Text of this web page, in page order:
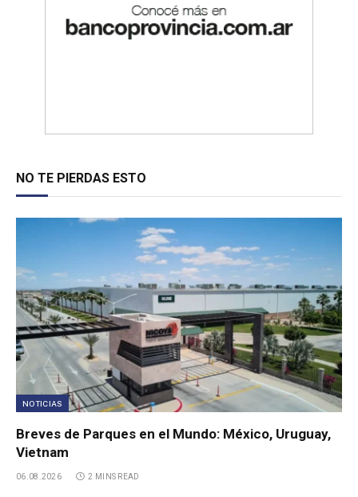
NO TE PIERDAS ESTO
NOTICIAS
Breves de Parques en el Mundo: México, Uruguay,
Vietnam
06.08.2026 2 MINS READ